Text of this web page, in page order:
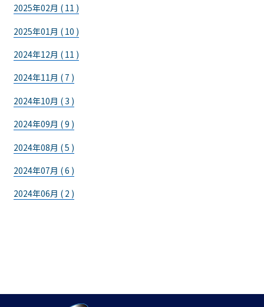
2025年02月 ( 11 )
2025年01月 ( 10 )
2024年12月 ( 11 )
2024年11月 ( 7 )
2024年10月 ( 3 )
2024年09月 ( 9 )
2024年08月 ( 5 )
2024年07月 ( 6 )
2024年06月 ( 2 )